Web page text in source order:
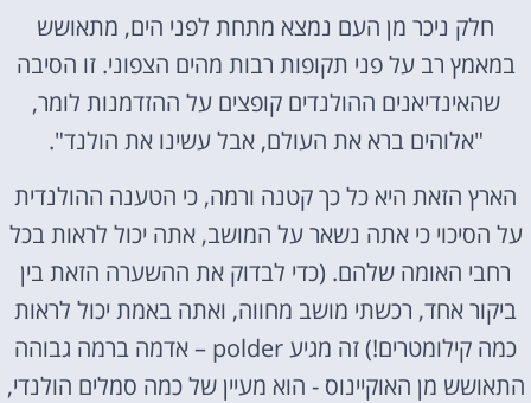
חלק ניכר מן העם נמצא מתחת לפני הים, מתאושש
במאמץ רב על פני תקופות רבות מהים הצפוני. זו הסיבה
שהאינדיאנים ההולנדים קופצים על ההזדמנות לומר,
"אלוהים ברא את העולם, אבל עשינו את הולנד".
הארץ הזאת היא כל כך קטנה ורמה, כי הטענה ההולנדית
על הסיכוי כי אתה נשאר על המושב, אתה יכול לראות בכל
רחבי האומה שלהם. (כדי לבדוק את ההשערה הזאת בין
ביקור אחד, רכשתי מושב מחווה, ואתה באמת יכול לראות
כמה קילומטרים!) זה מגיע polder – אדמה ברמה גבוהה
התאושש מן האוקיינוס ​​- הוא מעיין של כמה סמלים הולנדי,